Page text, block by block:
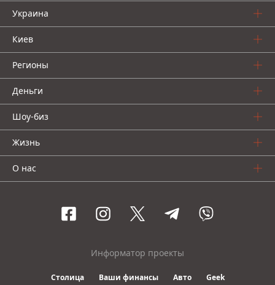
Украина
Киев
Регионы
Деньги
Шоу-биз
Жизнь
О нас
Информатор проекты
Столица Ваши финансы Авто Geek